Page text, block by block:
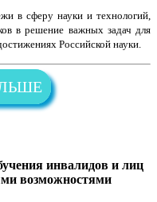
в сферу науки и технологий,
в решение важных задач для
Российской науки.
инвалидов и лиц
возможностями